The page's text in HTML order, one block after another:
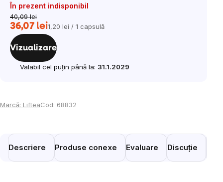
În prezent indisponibil
40,09 lei
36,07 leiEvaluare
preţ:
1,20 lei / 1 capsulă
Vizualizare
Valabil cel puțin până la: 31.1.2029
Marcă: LifteaCod: 68832
Descriere Produse conexe Evaluare Discuție